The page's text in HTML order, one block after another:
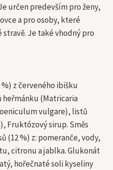
určen predevším pro ženy,
a pro osoby, které
Je také vhodný pro
z červeného ibišku
heřmánku (Matricaria
vulgare), listů
Fruktózový sirup. Směs
(12 %) z: pomeranče, vody,
citronu a jablka. Glukonát
hořečnaté soli kyseliny